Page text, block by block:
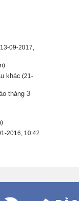
09-2017,
khác (21-
tháng 3
2016, 10:42